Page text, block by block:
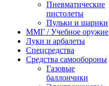
Пневматические
пистолеты
Пульки и шарики
ММГ / Учебное оружие
Луки и арбалеты
Спецсредства
Средства самообороны
Газовые
баллончики